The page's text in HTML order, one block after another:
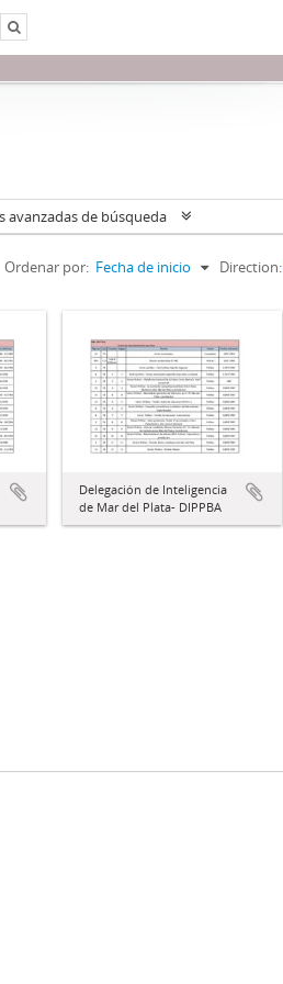
avanzadas de búsqueda
Ordenar por: Fecha de inicio Direction:
Delegación de Inteligencia
de Mar del Plata- DIPPBA